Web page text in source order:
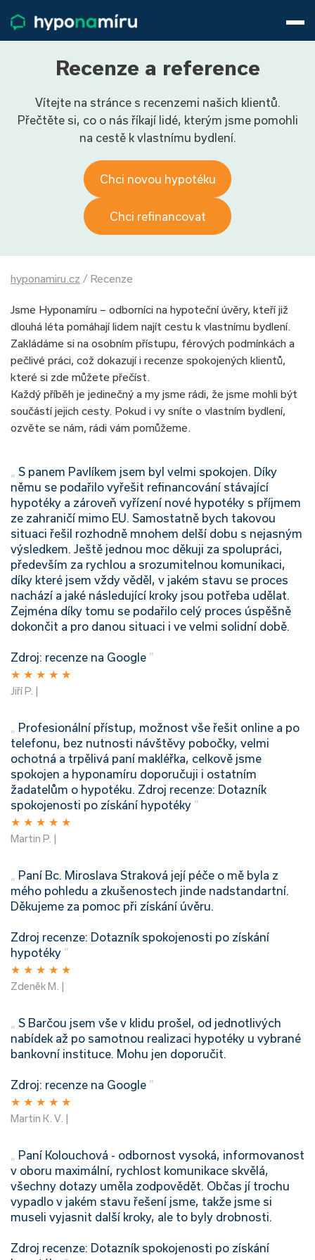
Životní pojištění
Pojištění nemovitosti
O nás
800 688 388
9−16 hod.
Recenze a reference
Vítejte na stránce s recenzemi našich klientů.
Přečtěte si, co o nás říkají lidé, kterým jsme pomohli
na cestě k vlastnímu bydlení.
Chci novou hypotéku
Chci refinancovat
hyponamiru.cz / Recenze
Jsme Hyponamíru – odborníci na hypoteční úvěry, kteří již
dlouhá léta pomáhají lidem najít cestu k vlastnímu bydlení.
Zakládáme si na osobním přístupu, férových podmínkách a
pečlivé práci, což dokazují i recenze spokojených klientů,
které si zde můžete přečíst.
Každý příběh je jedinečný a my jsme rádi, že jsme mohli být
součástí jejich cesty. Pokud i vy sníte o vlastním bydlení,
ozvěte se nám, rádi vám pomůžeme.
„ S panem Pavlíkem jsem byl velmi spokojen. Díky
němu se podařilo vyřešit refinancování stávající
hypotéky a zároveň vyřízení nové hypotéky s příjmem
ze zahraničí mimo EU. Samostatně bych takovou
situaci řešil rozhodně mnohem delší dobu s nejasným
výsledkem. Ještě jednou moc děkuji za spolupráci,
především za rychlou a srozumitelnou komunikaci,
díky které jsem vždy věděl, v jakém stavu se proces
nachází a jaké následující kroky jsou potřeba udělat.
Zejména díky tomu se podařilo celý proces úspěšně
dokončit a pro danou situaci i ve velmi solidní době.
Zdroj: recenze na Google ”
★ ★ ★ ★ ★
Jiří P. |
„ Profesionální přístup, možnost vše řešit online a po
telefonu, bez nutnosti návštěvy pobočky, velmi
ochotná a trpělivá paní makléřka, celkově jsme
spokojen a hyponamíru doporučuji i ostatním
žadatelům o hypotéku. Zdroj recenze: Dotazník
spokojenosti po získání hypotéky ”
★ ★ ★ ★ ★
Martin P. |
„ Paní Bc. Miroslava Straková její péče o mě byla z
mého pohledu a zkušenostech jinde nadstandartní.
Děkujeme za pomoc při získání úvěru.
Zdroj recenze: Dotazník spokojenosti po získání
hypotéky ”
★ ★ ★ ★ ★
Zdeněk M. |
„ S Barčou jsem vše v klidu prošel, od jednotlivých
nabídek až po samotnou realizaci hypotéky u vybrané
bankovní instituce. Mohu jen doporučit.
Zdroj: recenze na Google ”
★ ★ ★ ★ ★
Martin K. V. |
„ Paní Kolouchová - odbornost vysoká, informovanost
v oboru maximální, rychlost komunikace skvělá,
všechny dotazy uměla zodpovědět. Občas jí trochu
vypadlo v jakém stavu řešení jsme, takže jsme si
museli vyjasnit další kroky, ale to byly drobnosti.
Zdroj recenze: Dotazník spokojenosti po získání